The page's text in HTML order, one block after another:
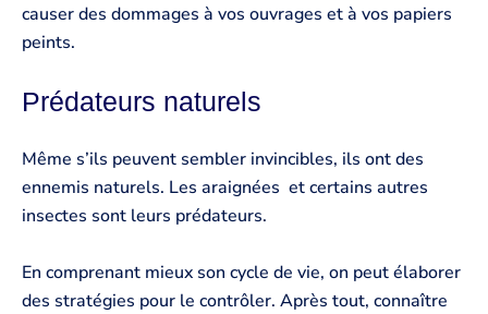
causer des dommages à vos ouvrages et à vos papiers
peints.
Prédateurs naturels
Même s’ils peuvent sembler invincibles, ils ont des
ennemis naturels. Les araignées ️ et certains autres
insectes sont leurs prédateurs.
En comprenant mieux son cycle de vie, on peut élaborer
des stratégies pour le contrôler. Après tout, connaître